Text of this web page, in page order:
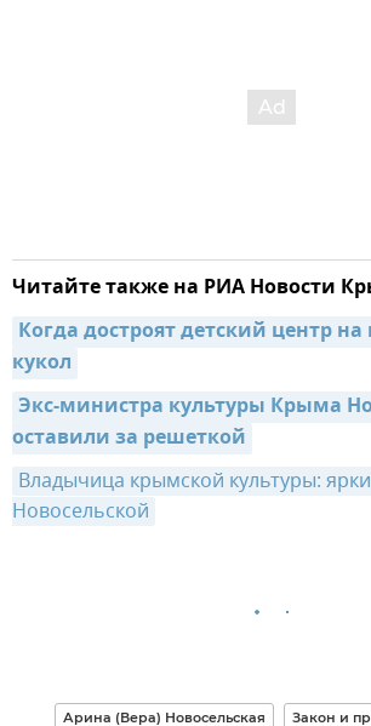
Читайте также на РИА Новости
Когда достроят детский центр на
кукол
Экс-министра культуры Крыма
оставили за решеткой
Владычица крымской культуры:
Новосельской
Арина (Вера) Новосельская Закон и